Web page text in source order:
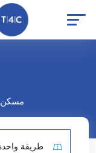
مسكن